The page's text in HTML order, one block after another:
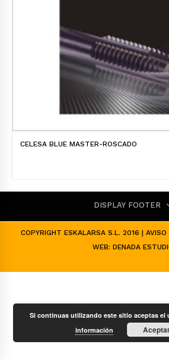
CELESA BLUE MASTER-ROSCADO
DISPLAY FOOTER
COPYRIGHT ESKALARSA S.L. 2016 | AVISO
WEB: DENADA
Si continuas utilizando este sitio aceptas el
información